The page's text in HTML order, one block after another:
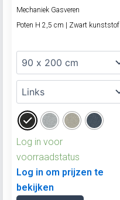
Mechaniek Gasveren
Poten H 2,5 cm | Zwart kunststof
Log in voor
voorraadstatus
Log in om prijzen te
bekijken